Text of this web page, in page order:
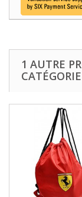
1 AUTRE